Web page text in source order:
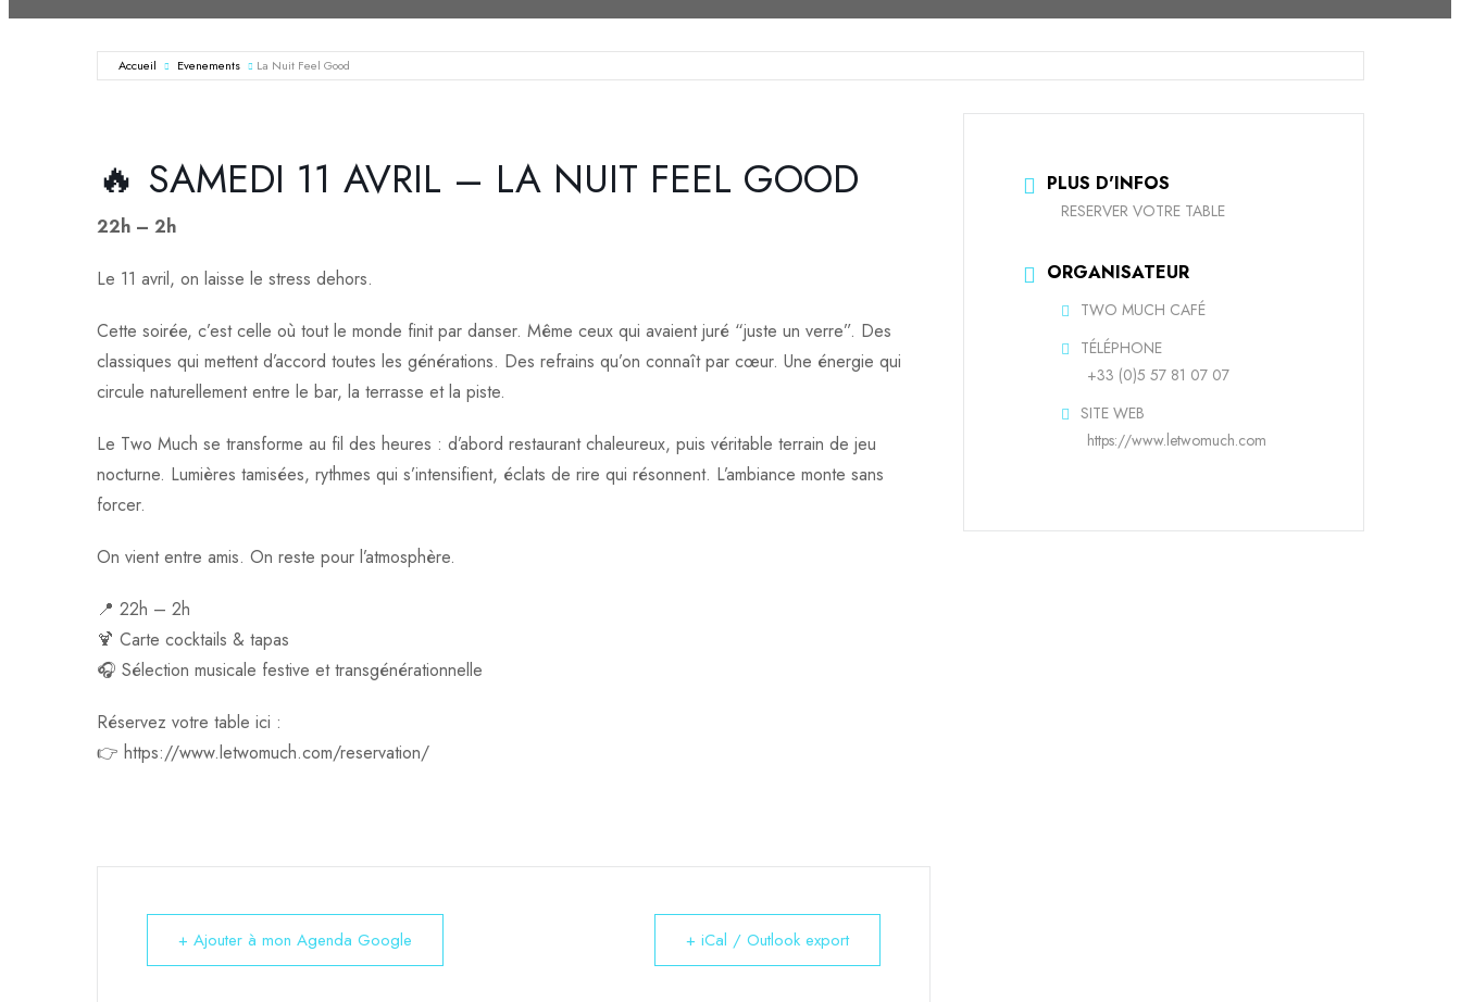
Accueil Evenements La Nuit Feel Good
🔥 SAMEDI 11 AVRIL – LA NUIT FEEL GOOD
22h – 2h
Le 11 avril, on laisse le stress dehors.
Cette soirée, c’est celle où tout le monde finit par danser. Même ceux qui avaient juré “juste un verre”. Des
classiques qui mettent d’accord toutes les générations. Des refrains qu’on connaît par cœur. Une énergie qui
circule naturellement entre le bar, la terrasse et la piste.
Le Two Much se transforme au fil des heures : d’abord restaurant chaleureux, puis véritable terrain de jeu
nocturne. Lumières tamisées, rythmes qui s’intensifient, éclats de rire qui résonnent. L’ambiance monte sans
forcer.
On vient entre amis. On reste pour l’atmosphère.
📍 22h – 2h
🍹 Carte cocktails & tapas
🎧 Sélection musicale festive et transgénérationnelle
Réservez votre table ici :
👉 https://www.letwomuch.com/reservation/
+ Ajouter à mon Agenda Google + iCal / Outlook export
PLUS D'INFOS
RESERVER VOTRE TABLE
ORGANISATEUR
TWO MUCH CAFÉ
TÉLÉPHONE
+33 (0)5 57 81 07 07
SITE WEB
https://www.letwomuch.com